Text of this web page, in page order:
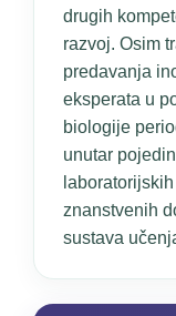
drugih
razvoj. Osim
predavanja
eksperata u
biologije
unutar
znanstvenih
sustava